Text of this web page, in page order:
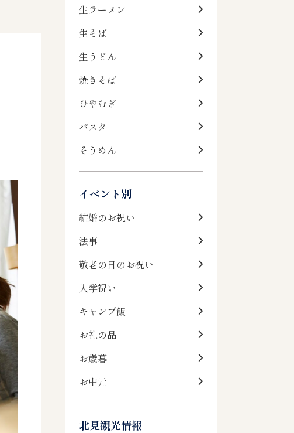
生ラーメン
生そば
生うどん
焼きそば
ひやむぎ
パスタ
そうめん
イベント別
結婚のお祝い
法事
敬老の日のお祝い
入学祝い
キャンプ飯
お礼の品
お歳暮
お中元
北見観光情報